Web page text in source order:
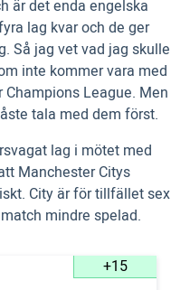
är det enda engelska
lag kvar och de ger
Så jag vet vad jag skulle
inte kommer vara med
League. Men
tala med dem först.
lag i mötet med
Manchester Citys
City är för tillfället sex
mindre spelad.
+15